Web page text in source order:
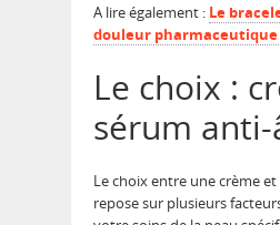
A lire également : Le
douleur pharmaceutique
Le choix :
sérum anti-
Le choix entre une crème
repose sur plusieurs